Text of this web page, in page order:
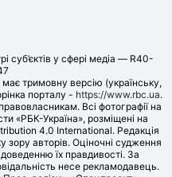
суб’єктів у сфері медіа — R40-
тримовну версію (українську,
порталу - https://www.rbc.ua.
Всі фотографії на
«РБК-Україна», розміщені на
4.0 International. Редакція
зору авторів. Оціночні судження
їх правдивості. За
несе рекламодавець.